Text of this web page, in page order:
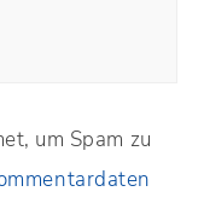
um Spam zu